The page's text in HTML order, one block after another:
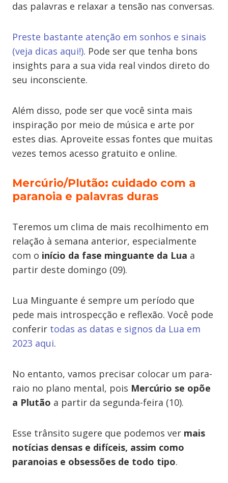
das palavras e relaxar a tensão nas conversas.
Preste bastante atenção em sonhos e sinais
(veja dicas aqui!). Pode ser que tenha bons
insights para a sua vida real vindos direto do
seu inconsciente.
Além disso, pode ser que você sinta mais
inspiração por meio de música e arte por
estes dias. Aproveite essas fontes que muitas
vezes temos acesso gratuito e online.
Mercúrio/Plutão: cuidado com a
paranoia e palavras duras
Teremos um clima de mais recolhimento em
relação à semana anterior, especialmente
com o início da fase minguante da Lua a
partir deste domingo (09).
Lua Minguante é sempre um período que
pede mais introspecção e reflexão. Você pode
conferir todas as datas e signos da Lua em
2023 aqui.
No entanto, vamos precisar colocar um para-
raio no plano mental, pois Mercúrio se opõe
a Plutão a partir da segunda-feira (10).
Esse trânsito sugere que podemos ver mais
notícias densas e difíceis, assim como
paranoias e obsessões de todo tipo.